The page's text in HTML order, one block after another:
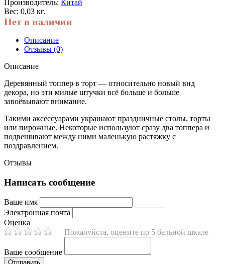
Производитель: Китай
Вес: 0,03 кг.
Нет в наличии
Описание
Отзывы (0)
Описание
Деревянный топпер в торт — относительно новый вид
декора, но эти милые штучки всё больше и больше
завоёвывают внимание.
Такими аксессуарами украшают праздничные столы, торты
или пирожные. Некоторые используют сразу два топпера и
подвешивают между ними маленькую растяжку с
поздравлением.
Отзывы
Написать сообщение
Ваше имя
Электронная почта
Оценка
Пожалуйста, оцените по 5 бальной шкале
Ваше сообщение